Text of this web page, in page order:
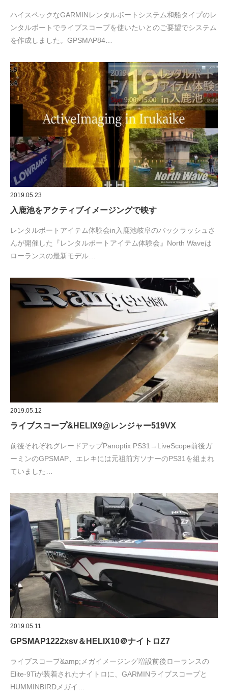
ハイスペックなGARMINレンタルボートシステム和船タイプのレ
ンタルボートでライブスコープを使いたいとのご要望でシステム
を作成しました。GPSMAP84…
2019.05.23
入鹿池をアクティブイメージングで映す
レンタルボートアイテム体験会in入鹿池岐阜のバックラッシュさ
んが開催した『レンタルボートアイテム体験会』North Waveは
ローランスの最新モデル…
2019.05.12
ライブスコープ&HELIX9@レンジャー519VX
前後それぞれグレードアップPanoptix PS31→LiveScope前後ガ
ーミンのGPSMAP、エレキには元祖前方ソナーのPS31を組まれ
ていました…
2019.05.11
GPSMAP1222xsv＆HELIX10＠ナイトロZ7
ライブスコープ&amp;メガイメージング増設前後ローランスの
Elite-9Tiが装着されたナイトロに、GARMINライブスコープと
HUMMINBIRDメガイ…